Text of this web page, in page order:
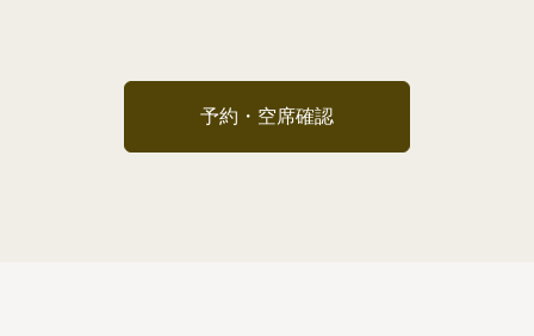
予約・空席確認